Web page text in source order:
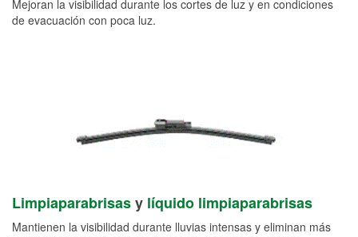
Mejoran la visibilidad durante los cortes de luz y en condiciones
de evacuación con poca luz.
Limpiaparabrisasy líquido limpiaparabrisas
Mantienen la visibilidad durante lluvias intensas y eliminan más